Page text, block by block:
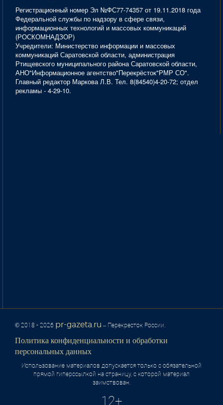
Регистрационный номер Эл №ФС77-74357 от 19.11.2018 года
Федеральной службы по надзору в сфере связи,
информационных технологий и массовых коммуникаций
(РОСКОМНАДЗОР)
Учредители: Министерство информации и массовых
коммуникаций Саратовской области, администрация
Ртищевского муниципального района Саратовской области,
АНО"Информационное агентство"Перекрёсток"РМР СО".
Главный редактор Маркова Л.В. Тел. 8(84540)4-20-72; отдел
рекламы - 4-29-10.
© 2018 - 2026 pr-gazeta.ru – Перекресток России.
Политика конфиденциальности и обработки
персональных данных
Использование материалов допускается только с обязательной
прямой гиперссылкой на страницу, с которой материал
заимствован.
12+